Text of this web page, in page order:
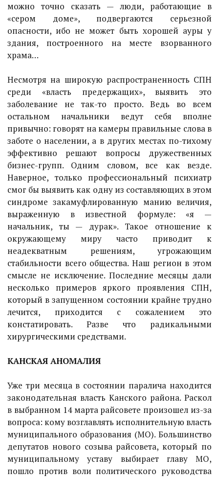
можно точно сказать — люди, работающие в
«сером доме», подвергаются серьезной
опасности, ибо не может быть хорошей ауры у
здания, построенного на месте взорванного
храма…
Несмотря на широкую распространенность СПН
среди «власть предержащих», выявить это
заболевание не так-то просто. Ведь во всем
остальном начальники ведут себя вполне
привычно: говорят на камеры правильные слова в
заботе о населении, а в других местах по-тихому
эффективно решают вопросы дружественных
бизнес-групп. Одним словом, все как везде.
Наверное, только профессиональный психиатр
смог бы выявить как одну из составляющих в этом
синдроме закамуфлированную манию величия,
выраженную в известной формуле: «я —
начальник, ты — дурак». Такое отношение к
окружающему миру часто приводит к
неадекватным решениям, угрожающим
стабильности всего общества. Наш регион в этом
смысле не исключение. Последние месяцы дали
несколько примеров яркого проявления СПН,
который в запущенном состоянии крайне трудно
лечится, приходится с сожалением это
констатировать. Разве что радикальными
хирургическими средствами.
КАНСКАЯ АНОМАЛИЯ
Уже три месяца в состоянии паралича находится
законодательная власть Канского района. Раскол
в выбранном 14 марта райсовете произошел из-за
вопроса: кому возглавлять исполнительную власть
муниципального образования (МО). Большинство
депутатов нового созыва райсовета, который по
муниципальному уставу выбирает главу МО,
пошло против воли политического руководства